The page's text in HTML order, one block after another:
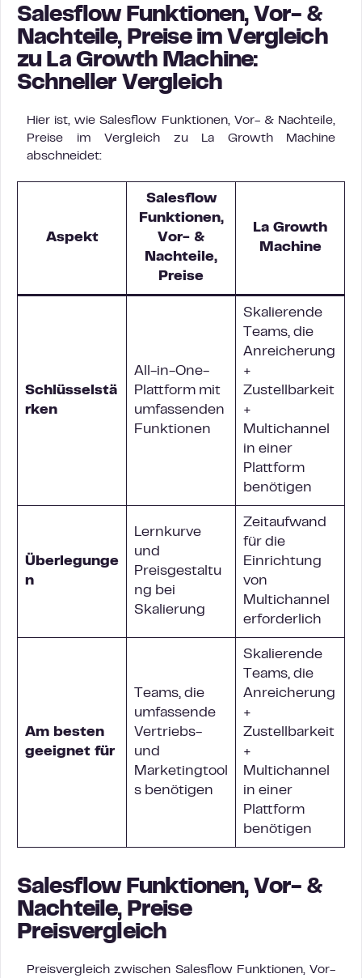
Salesflow Funktionen, Vor- &
Nachteile, Preise im Vergleich
zu La Growth Machine:
Schneller Vergleich
Hier ist, wie Salesflow Funktionen, Vor- & Nachteile,
Preise im Vergleich zu La Growth Machine
abschneidet:
Aspekt
Salesflow
Funktionen,
Vor- &
Nachteile,
Preise
La Growth
Machine
Schlüsselstä
rken
All-in-One-
Plattform mit
umfassenden
Funktionen
Skalierende
Teams, die
Anreicherung
+
Zustellbarkeit
+
Multichannel
in einer
Plattform
benötigen
Überlegunge
n
Lernkurve
und
Preisgestaltu
ng bei
Skalierung
Zeitaufwand
für die
Einrichtung
von
Multichannel
erforderlich
Am besten
geeignet für
Teams, die
umfassende
Vertriebs-
und
Marketingtool
s benötigen
Skalierende
Teams, die
Anreicherung
+
Zustellbarkeit
+
Multichannel
in einer
Plattform
benötigen
Salesflow Funktionen, Vor- &
Nachteile, Preise
Preisvergleich
Preisvergleich zwischen Salesflow Funktionen, Vor-